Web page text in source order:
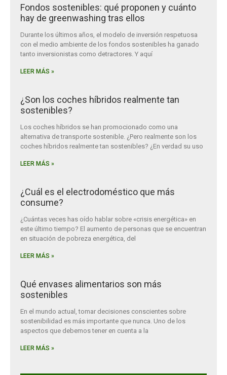
Fondos sostenibles: qué proponen y cuánto
hay de greenwashing tras ellos
Durante los últimos años, el modelo de inversión respetuosa
con el medio ambiente de los fondos sostenibles ha ganado
tanto inversionistas como detractores. Y aquí
LEER MÁS »
¿Son los coches híbridos realmente tan
sostenibles?
Los coches híbridos se han promocionado como una
alternativa de transporte sostenible. ¿Pero realmente son los
coches híbridos realmente tan sostenibles? ¿En verdad su uso
LEER MÁS »
¿Cuál es el electrodoméstico que más
consume?
¿Cuántas veces has oído hablar sobre «crisis energética» en
este último tiempo? El aumento de personas que se encuentran
en situación de pobreza energética, del
LEER MÁS »
Qué envases alimentarios son más
sostenibles
En el mundo actual, tomar decisiones conscientes sobre
sostenibilidad es más importante que nunca. Uno de los
aspectos que debemos tener en cuenta a la
LEER MÁS »